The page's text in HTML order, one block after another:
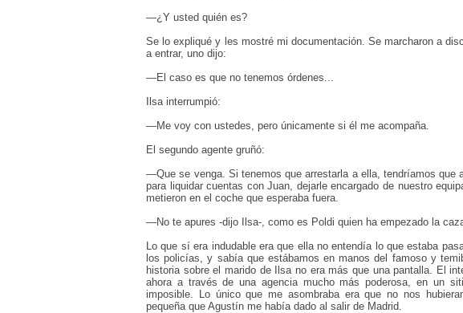
—¿Y usted quién es?
Se lo expliqué y les mostré mi documentación. Se marcharon a
a entrar, uno dijo:
—El caso es que no tenemos órdenes...
Ilsa interrumpió:
—Me voy con ustedes, pero únicamente si él me acompaña.
El segundo agente gruñó:
—Que se venga. Si tenemos que arrestarla a ella, tendríamos
para liquidar cuentas con Juan, dejarle encargado de nuestro
metieron en el coche que esperaba fuera.
—No te apures -dijo Ilsa-, como es Poldi quien ha empezado la
Lo que sí era indudable era que ella no entendía lo que estaba
los policías, y sabía que estábamos en manos del famoso y
historia sobre el marido de Ilsa no era más que una pantalla. El
ahora a través de una agencia mucho más poderosa, en un
imposible. Lo único que me asombraba era que no nos
pequeña que Agustín me había dado al salir de Madrid.